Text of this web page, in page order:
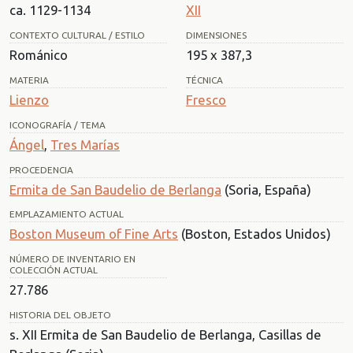
ca. 1129-1134 XII
CONTEXTO CULTURAL / ESTILO
Románico
DIMENSIONES
195 x 387,3
MATERIA
Lienzo
TÉCNICA
Fresco
ICONOGRAFÍA / TEMA
Ángel Tres Marías
PROCEDENCIA
Ermita de San Baudelio de Berlanga (Soria, España)
EMPLAZAMIENTO ACTUAL
Boston Museum of Fine Arts (Boston, Estados Unidos)
NÚMERO DE INVENTARIO EN
COLECCIÓN ACTUAL
27.786
HISTORIA DEL OBJETO
s. XII Ermita de San Baudelio de Berlanga, Casillas de